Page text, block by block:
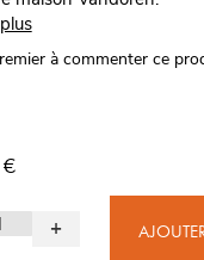
à commenter ce
€
+